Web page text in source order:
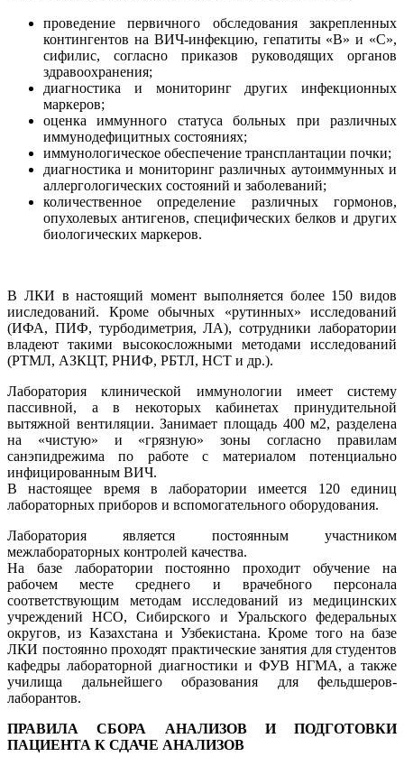
проведение первичного обследования закрепленных
контингентов на ВИЧ-инфекцию, гепатиты «В» и «С»,
сифилис, согласно приказов руководящих органов
здравоохранения;
диагностика и мониторинг других инфекционных
маркеров;
оценка иммунного статуса больных при различных
иммунодефицитных состояниях;
иммунологическое обеспечение трансплантации почки;
диагностика и мониторинг различных аутоиммунных и
аллергологических состояний и заболеваний;
количественное определение различных гормонов,
опухолевых антигенов, специфических белков и других
биологических маркеров.
В ЛКИ в настоящий момент выполняется более 150 видов
ииследований. Кроме обычных «рутинных» исследований
(ИФА, ПИФ, турбодиметрия, ЛА), сотрудники лаборатории
владеют такими высокосложными методами исследований
(РТМЛ, АЗКЦТ, РНИФ, РБТЛ, НСТ и др.).
Лаборатория клинической иммунологии имеет систему
пассивной, а в некоторых кабинетах принудительной
вытяжной вентиляции. Занимает площадь 400 м2, разделена
на «чистую» и «грязную» зоны согласно правилам
санэпидрежима по работе с материалом потенциально
инфицированным ВИЧ.
В настоящее время в лаборатории имеется 120 единиц
лабораторных приборов и вспомогательного оборудования.
Лаборатория является постоянным участником
межлабораторных контролей качества.
На базе лаборатории постоянно проходит обучение на
рабочем месте среднего и врачебного персонала
соответствующим методам исследований из медицинских
учреждений НСО, Сибирского и Уральского федеральных
округов, из Казахстана и Узбекистана. Кроме того на базе
ЛКИ постоянно проходят практические занятия для студентов
кафедры лабораторной диагностики и ФУВ НГМА, а также
училища дальнейшего образования для фельдшеров-
лаборантов.
ПРАВИЛА СБОРА АНАЛИЗОВ И ПОДГОТОВКИ
ПАЦИЕНТА К СДАЧЕ АНАЛИЗОВ